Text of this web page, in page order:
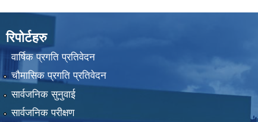
रिपोर्टहरु
वार्षिक प्रगति प्रतिवेदन
चौमासिक प्रगति प्रतिवेदन
सार्वजनिक सुनुवाई
सार्वजनिक परीक्षण